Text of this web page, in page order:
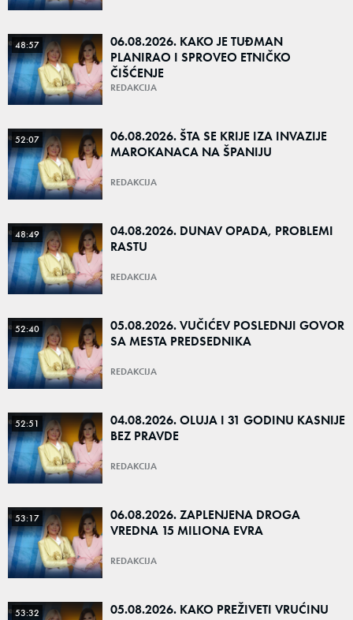
48:57
06.08.2026. KAKO JE TUĐMAN
PLANIRAO I SPROVEO ETNIČKO
ČIŠĆENJE
REDAKCIJA
52:07
06.08.2026. ŠTA SE KRIJE IZA INVAZIJE
MAROKANACA NA ŠPANIJU
REDAKCIJA
48:49
04.08.2026. DUNAV OPADA, PROBLEMI
RASTU
REDAKCIJA
52:40
05.08.2026. VUČIĆEV POSLEDNJI GOVOR
SA MESTA PREDSEDNIKA
REDAKCIJA
52:51
04.08.2026. OLUJA I 31 GODINU KASNIJE
BEZ PRAVDE
REDAKCIJA
53:17
06.08.2026. ZAPLENJENA DROGA
VREDNA 15 MILIONA EVRA
REDAKCIJA
53:32 05.08.2026. KAKO PREŽIVETI VRUĆINU